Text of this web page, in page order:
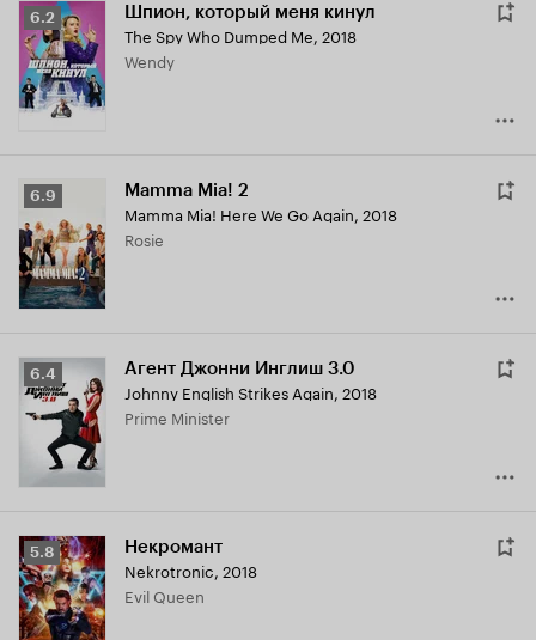
Рейтинг
Кинопоиска
6.2
6.2 Шпион, который меня кинул
The Spy Who Dumped Me, 2018
Wendy
Рейтинг
Кинопоиска
6.9
6.9 Mamma Mia! 2
Mamma Mia! Here We Go Again, 2018
Rosie
Рейтинг
Кинопоиска
6.4
6.4 Агент Джонни Инглиш 3.0
Johnny English Strikes Again, 2018
Prime Minister
Рейтинг
Кинопоиска
5.8
5.8 Некромант
Nekrotronic, 2018
Evil Queen